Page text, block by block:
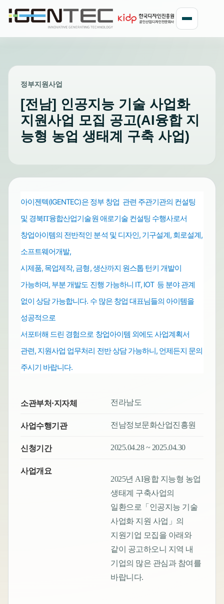
정부지원사업
[전남] 인공지능 기술 사업화
지원사업 모집 공고(AI융합 지
능형 농업 생태계 구축 사업)
아이젠텍(IGENTEC)은 정부 창업 관련 주관기관의 컨설팅
및 경북IT융합산업기술원 애로기술 컨설팅 수행사로서
창업아이템의 전반적인 분석 및 디자인, 기구설계, 회로설계,
소프트웨어개발,
시제품, 목업제작, 금형, 생산까지 원스톱 턴키 개발이
가능하며, 부분 개발도 진행 가능하니 IT, IOT 등 분야 관계
없이 상담 가능합니다. 수 많은 창업 대표님들의 아이템을
성공적으로
서포터해 드린 경험으로 창업아이템 외에도사업계획서
관련, 지원사업 업무처리 전반상담 가능하니, 언제든지 문의
주시기 바랍니다.
소관부처·지자체 전라남도
사업수행기관 전남정보문화산업진흥원
신청기간 2025.04.28 ~ 2025.04.30
사업개요
2025년 AI융합 지능형 농업
생태계 구축사업의
일환으로「인공지능 기술
사업화 지원 사업」의
지원기업 모집을 아래와
같이 공고하오니 지역 내
기업의 많은 관심과 참여를
바랍니다.